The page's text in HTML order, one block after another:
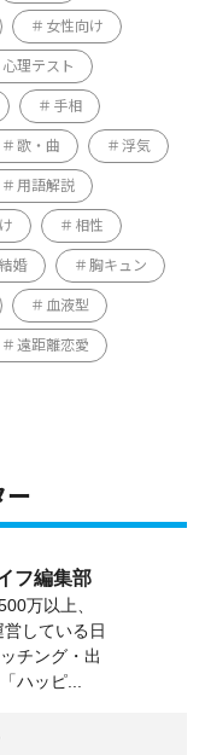
女性向け
心理テスト
手相
歌・曲 浮気
用語解説
相性
結婚 胸キュン
血液型
遠距離恋愛
ー
フ編集部
万以上、
している日
チング・出
ハッピ...